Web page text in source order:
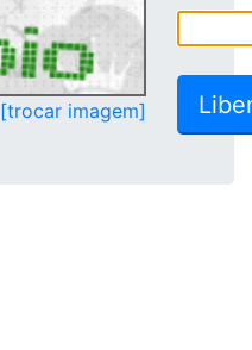
[trocar imagem]